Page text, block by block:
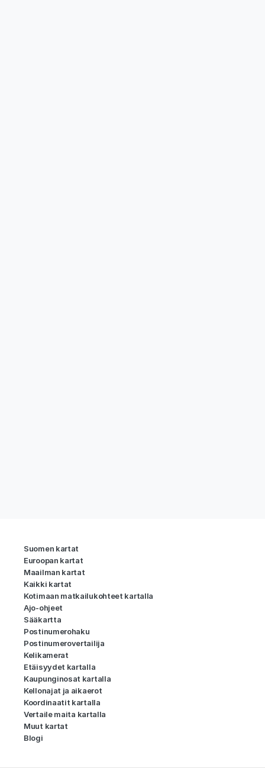
Suomen kartat
Euroopan kartat
Maailman kartat
Kaikki kartat
Kotimaan matkailukohteet kartalla
Ajo-ohjeet
Sääkartta
Postinumerohaku
Postinumerovertailija
Kelikamerat
Etäisyydet kartalla
Kaupunginosat kartalla
Kellonajat ja aikaerot
Koordinaatit kartalla
Vertaile maita kartalla
Muut kartat
Blogi